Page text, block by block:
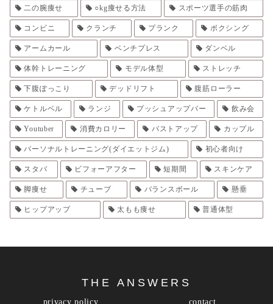
二の腕痩せ ○kg痩せる方法 スポーツ選手の筋肉
コンビニ クランチ プランク ボクシング
アームカール ベンチプレス ダンベル
体幹トレーニング モデル体型 ストレッチ
下腹ぽっこり デッドリフト 腹筋ローラー
ケトルベル ランジ プッシュアップバー 飲み会
Youtuber 消費カロリー バストアップ カップル
パーソナルトレーニング(ダイエットジム) 初心者向け
スタバ ビフォーアフター 短期間 スキンケア
脚痩せ チューブ バランスボール 懸垂
ヒップアップ 太もも痩せ 普通体型
THE ANSWERS
privacy policy contact